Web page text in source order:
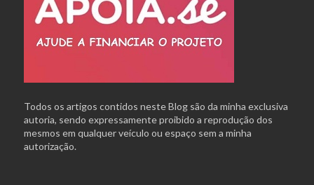
Todos os artigos contidos neste Blog são da minha exclusiva
autoria, sendo expressamente proibido a reprodução dos
mesmos em qualquer veículo ou espaço sem a minha
autorização.